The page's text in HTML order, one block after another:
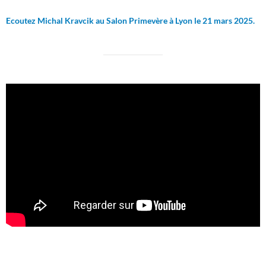
Ecoutez Michal Kravcik au Salon Primevère à Lyon le 21 mars 2025.